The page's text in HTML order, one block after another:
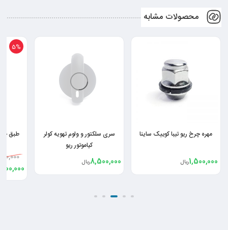
محصولات مشابه
مهره چرخ ریو تیبا کوییک ساینا
1,500,000ریال
سری سلکتور و ولوم تهویه کولر
کیاموتور ریو
8,500,000ریال
5%
طبق چپ